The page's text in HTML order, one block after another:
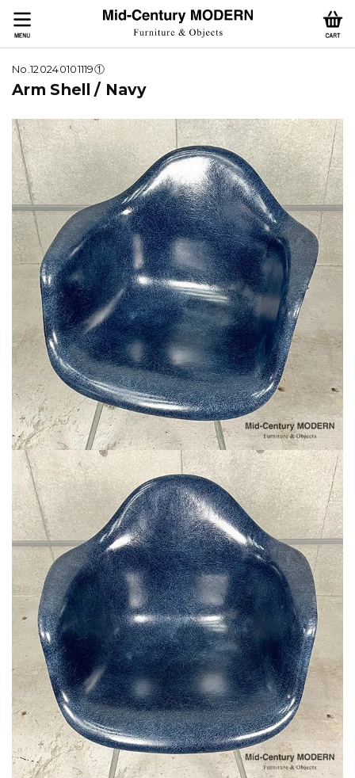
No.120240101119①
Arm Shell / Navy